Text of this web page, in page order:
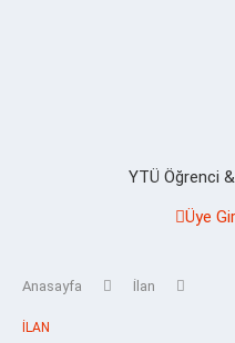
YTÜ Öğrenci
Üye
Anasayfa İlan
İLAN